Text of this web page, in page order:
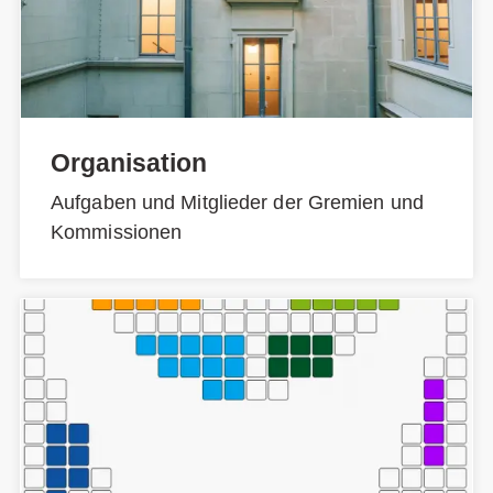
Organisation
Aufgaben und Mitglieder der Gremien und
Kommissionen